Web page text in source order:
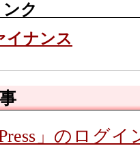
ク
イナンス
」のログ